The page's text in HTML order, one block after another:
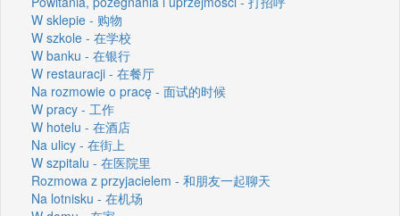
W sklepie - 购物
W szkole - 在学校
W banku - 在银行
W restauracji - 在餐厅
Na rozmowie o pracę - 面试的时候
W pracy - 工作
W hotelu - 在酒店
Na ulicy - 在街上
W szpitalu - 在医院里
Rozmowa z przyjacielem - 和朋友一起聊天
Na lotnisku - 在机场